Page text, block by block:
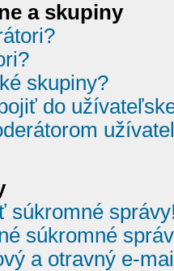
a skupiny
skupiny?
do
súkromné
súkromné
a otravný e-